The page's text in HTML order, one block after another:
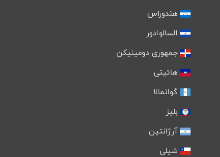
هندوراس
السالوادور
جمهوری دومینیکن
هائیتی
گواتمالا
بلیز
آرژانتین
شیلی